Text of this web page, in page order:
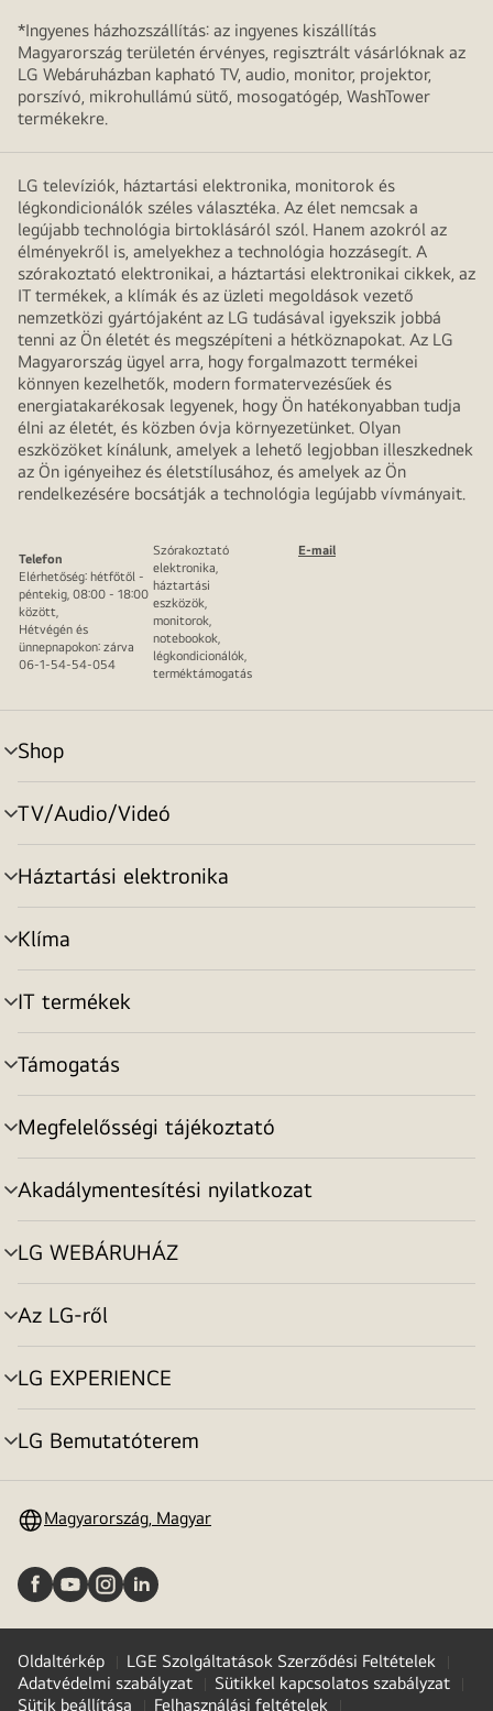
*Ingyenes házhozszállítás: az ingyenes kiszállítás
Magyarország területén érvényes, regisztrált vásárlóknak az
LG Webáruházban kapható TV, audio, monitor, projektor,
porszívó, mikrohullámú sütő, mosogatógép, WashTower
termékekre.
LG televíziók, háztartási elektronika, monitorok és
légkondicionálók széles választéka. Az élet nemcsak a
legújabb technológia birtoklásáról szól. Hanem azokról az
élményekről is, amelyekhez a technológia hozzásegít. A
szórakoztató elektronikai, a háztartási elektronikai cikkek, az
IT termékek, a klímák és az üzleti megoldások vezető
nemzetközi gyártójaként az LG tudásával igyekszik jobbá
tenni az Ön életét és megszépíteni a hétköznapokat. Az LG
Magyarország ügyel arra, hogy forgalmazott termékei
könnyen kezelhetők, modern formatervezésűek és
energiatakarékosak legyenek, hogy Ön hatékonyabban tudja
élni az életét, és közben óvja környezetünket. Olyan
eszközöket kínálunk, amelyek a lehető legjobban illeszkednek
az Ön igényeihez és életstílusához, és amelyek az Ön
rendelkezésére bocsátják a technológia legújabb vívmányait.
Telefon
Elérhetőség: hétfőtől -
péntekig, 08:00 - 18:00
között,
Hétvégén és
ünnepnapokon: zárva
06-1-54-54-054
Szórakoztató
elektronika,
háztartási
eszközök,
monitorok,
notebookok,
légkondicionálók,
terméktámogatás
E-mail
Shop
menu
toggle
TV/Audio/Videó
menu
toggle
Háztartási elektronika
menu
toggle
Klíma
menu
toggle
IT termékek
menu
toggle
Támogatás
menu
toggle
Megfelelősségi tájékoztató
menu
toggle
Akadálymentesítési nyilatkozat
menu
toggle
LG WEBÁRUHÁZ
menu
toggle
Az LG-ről
menu
toggle
LG EXPERIENCE
menu
toggle
LG Bemutatóterem
menu
Magyarország, Magyar
Oldaltérkép
LGE Szolgáltatások Szerződési Feltételek
Adatvédelmi szabályzat
Sütikkel kapcsolatos szabályzat
Sütik beállítása
Felhasználási feltételek